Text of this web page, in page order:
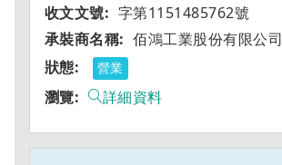
字第1151485762號
佰鴻工業股份有限公司
營業
詳細資料